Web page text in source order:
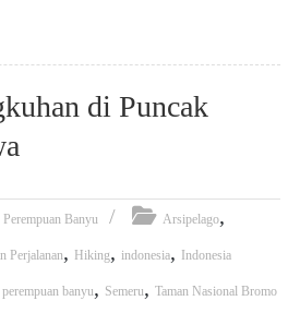
di Puncak
Perempuan Banyu Arsipelago,
Perjalanan, Hiking, indonesia, Indonesia
perempuan banyu, Semeru, Taman Nasional Bromo